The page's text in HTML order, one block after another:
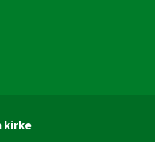
kirke